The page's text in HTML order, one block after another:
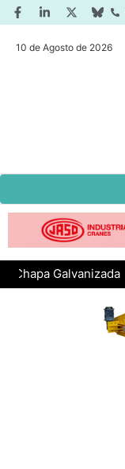
10 de Agosto de 2026
Galvanizada